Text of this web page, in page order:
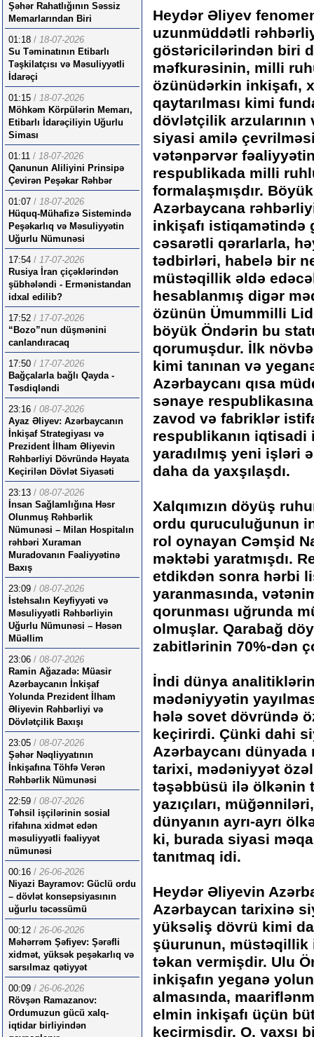
Şəhər Rahatlığının Səssiz
Memarlarından Biri
01:18 / 18-07-2026
Su Təminatının Etibarlı
Təşkilatçısı və Məsuliyyətli
İdarəçi
01:15 / 18-07-2026
Möhkəm Körpülərin Memarı,
Etibarlı İdarəçiliyin Uğurlu
Siması
01:11 / 18-07-2026
Qanunun Aliliyini Prinsipə
Çevirən Peşəkar Rəhbər
01:07 / 18-07-2026
Hüquq-Mühafizə Sistemində
Peşəkarlıq və Məsuliyyətin
Uğurlu Nümunəsi
17:54 / 17-07-2026
Rusiya İran çiçəklərindən
şübhələndi - Ermənistandan
idxal edilib?
17:52 / 17-07-2026
“Bozo”nun düşmənini
canlandıracaq
17:50 / 17-07-2026
Bağçalarla bağlı Qayda -
Təsdiqləndi
23:16 / 08-07-2026
Ayaz Əliyev: Azərbaycanın
İnkişaf Strategiyası və
Prezident İlham Əliyevin
Rəhbərliyi Dövründə Həyata
Keçirilən Dövlət Siyasəti
23:13 / 08-07-2026
İnsan Sağlamlığına Həsr
Olunmuş Rəhbərlik
Nümunəsi – Milan Hospitalın
rəhbəri Xuraman
Muradovanın Fəaliyyətinə
Baxış
23:09 / 08-07-2026
İstehsalın Keyfiyyəti və
Məsuliyyətli Rəhbərliyin
Uğurlu Nümunəsi – Həsən
Müəllim
23:06 / 08-07-2026
Ramin Ağazadə: Müasir
Azərbaycanın İnkişaf
Yolunda Prezident İlham
Əliyevin Rəhbərliyi və
Dövlətçilik Baxışı
23:05 / 08-07-2026
Şəhər Nəqliyyatının
İnkişafına Töhfə Verən
Rəhbərlik Nümunəsi
22:59 / 08-07-2026
Təhsil işçilərinin sosial
rifahına xidmət edən
məsuliyyətli fəaliyyət
nümunəsi
00:16 / 26-06-2026
Niyazi Bayramov: Güclü ordu
– dövlət konsepsiyasının
uğurlu təcəssümü
00:12 / 26-06-2026
Məhərrəm Şəfiyev: Şərəfli
xidmət, yüksək peşəkarlıq və
sarsılmaz qətiyyət
00:09 / 26-06-2026
Rövşən Ramazanov:
Ordumuzun gücü xalq-
iqtidar birliyindən
Heydər Əliyev
uzunmüddətli
göstəricilərindən biri
məfkurəsinin, milli
özünüdərkin inkişafı,
qaytarılması kimi
dövlətçilik
siyasi amilə
vətənpərvər
respublikada milli
formalaşmışdır.
Azərbaycana
inkişafı
cəsarətli qərarlarla,
tədbirləri, habelə bir
müstəqillik əldə
hesablanmış digər
özünün Ümummilli
böyük Öndərin bu
qorumuşdur. İlk
kimi tanınan və
Azərbaycanı qısa
sənaye
zavod və fabriklər
respublikanın iqtisadi
yaradılmış yeni işləri
daha da yaxşılaşdı.
Xalqımızın döyüş
ordu quruculuğunun
rol oynayan Cəmşid
məktəbi yaratmışdı.
etdikdən sonra hərbi
yaranmasında,
qorunması uğrunda
olmuşlar. Qarabağ
zabitlərinin 70%-dən
İndi dünya
mədəniyyətin
hələ sovet dövründə
keçirirdi. Çünki dahi
Azərbaycanı
tarixi, mədəniyyət
təşəbbüsü ilə ölkənin
yazıçıları,
dünyanın ayrı-ayrı
ki, burada siyasi
tanıtmaq idi.
Heydər Əliyevin
Azərbaycan tarixinə
yüksəliş dövrü kimi
şüurunun, müstəqillik
təkan vermişdir. Ulu
inkişafın yeganə
almasında,
elmin inkişafı üçün
keçirmişdir. O, yaxşı